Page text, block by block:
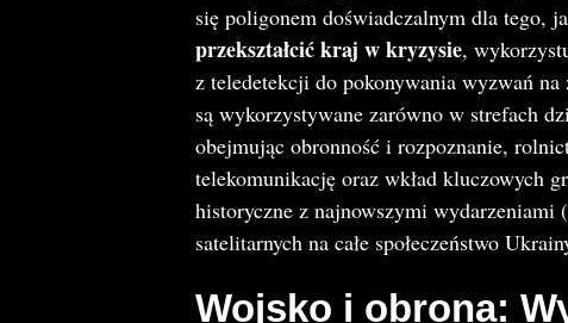
się poligonem doświadczalnym dla tego,
przekształcić kraj w kryzysie,
z teledetekcji do pokonywania wyzwań
są wykorzystywane zarówno w strefach
obejmując obronność i rozpoznanie,
telekomunikację oraz wkład kluczowych
historyczne z najnowszymi wydarzeniami
satelitarnych na całe społeczeństwo
Wojsko i obrona: